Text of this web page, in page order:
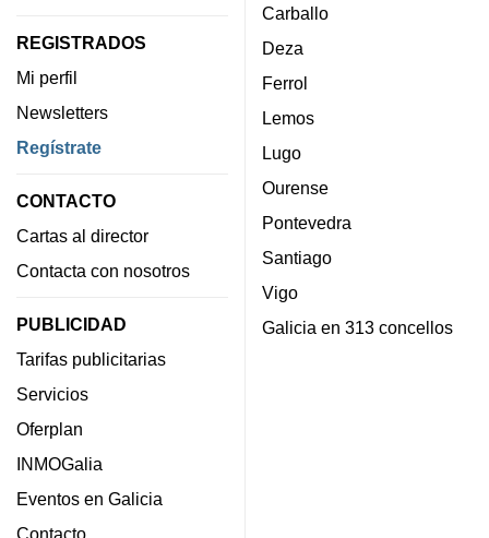
REGISTRADOS
Mi perfil
Newsletters
Regístrate
CONTACTO
Cartas al director
Contacta con nosotros
PUBLICIDAD
Tarifas publicitarias
Servicios
Oferplan
INMOGalia
Eventos en Galicia
Contacto
Carballo
Deza
Ferrol
Lemos
Lugo
Ourense
Pontevedra
Santiago
Vigo
Galicia en 313 concellos